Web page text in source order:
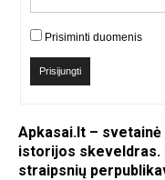
Prisiminti duomenis
Prisijungti
Apkasai.lt –
istorijos skeveldras.
straipsnių